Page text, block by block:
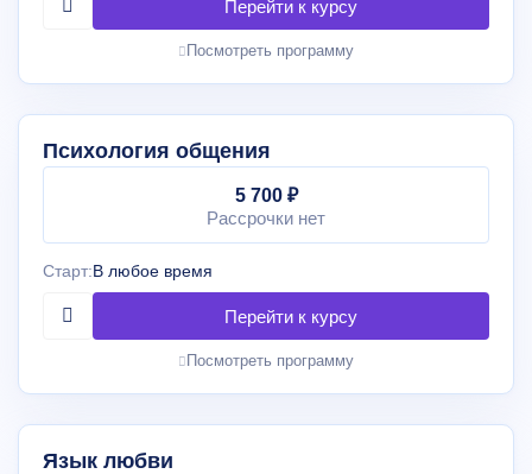
Посмотреть программу
Психология общения
5 700 ₽
Рассрочки нет
Старт:В любое время
Посмотреть программу
Язык любви